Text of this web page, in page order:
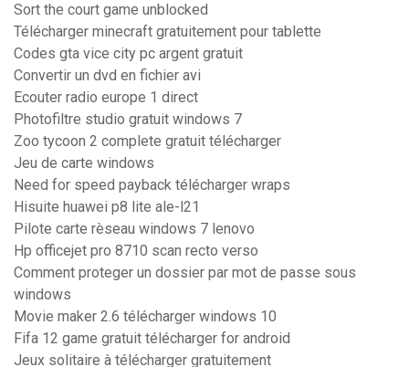
Sort the court game unblocked
Télécharger minecraft gratuitement pour tablette
Codes gta vice city pc argent gratuit
Convertir un dvd en fichier avi
Ecouter radio europe 1 direct
Photofiltre studio gratuit windows 7
Zoo tycoon 2 complete gratuit télécharger
Jeu de carte windows
Need for speed payback télécharger wraps
Hisuite huawei p8 lite ale-l21
Pilote carte rèseau windows 7 lenovo
Hp officejet pro 8710 scan recto verso
Comment proteger un dossier par mot de passe sous
windows
Movie maker 2.6 télécharger windows 10
Fifa 12 game gratuit télécharger for android
Jeux solitaire à télécharger gratuitement